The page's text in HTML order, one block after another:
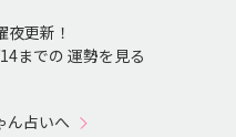
夜更新！
までの 運勢を見る
ん占いへ